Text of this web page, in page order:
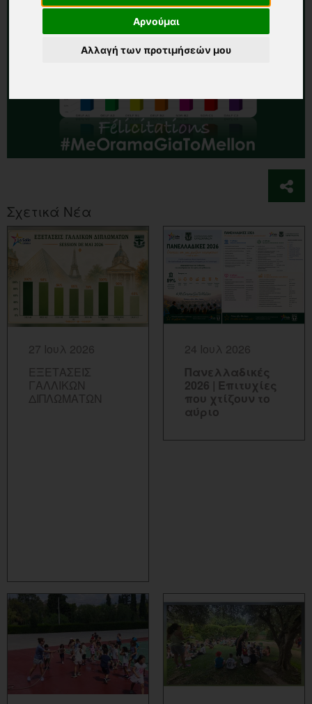
Αρνούμαι
Αλλαγή των προτιμήσεών μου
Σχετικά Νέα
27 Ιουλ 2026
ΕΞΕΤΑΣΕΙΣ
ΓΑΛΛΙΚΩΝ
ΔΙΠΛΩΜΑΤΩΝ
24 Ιουλ 2026
Πανελλαδικές
2026 | Επιτυχίες
που χτίζουν το
αύριο